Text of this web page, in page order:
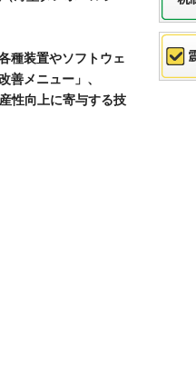
種装置やソフトウェ
善メニュー」、
性向上に寄与する技